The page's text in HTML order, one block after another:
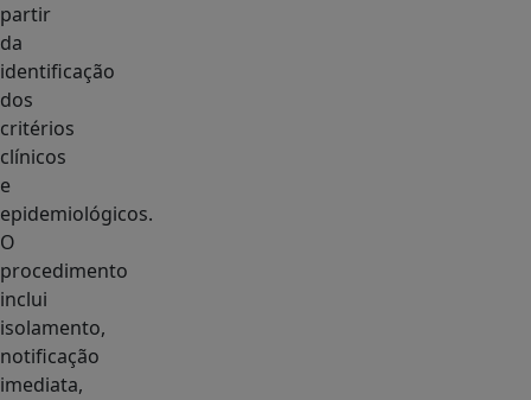
partir
da
identificação
dos
critérios
clínicos
e
epidemiológicos.
O
procedimento
inclui
isolamento,
notificação
imediata,